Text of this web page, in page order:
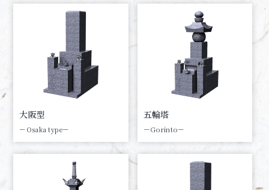
大阪型
－Osaka type－
五輪塔
－Gorinto－